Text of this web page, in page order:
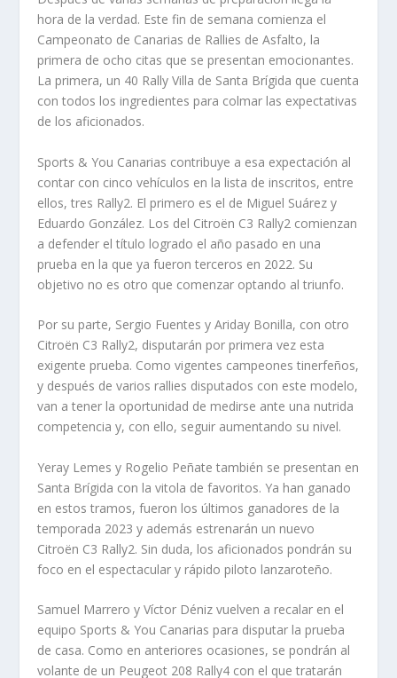
hora de la verdad. Este fin de semana comienza el
Campeonato de Canarias de Rallies de Asfalto, la
primera de ocho citas que se presentan emocionantes.
La primera, un 40 Rally Villa de Santa Brígida que cuenta
con todos los ingredientes para colmar las expectativas
de los aficionados.
Sports & You Canarias contribuye a esa expectación al
contar con cinco vehículos en la lista de inscritos, entre
ellos, tres Rally2. El primero es el de Miguel Suárez y
Eduardo González. Los del Citroën C3 Rally2 comienzan
a defender el título logrado el año pasado en una
prueba en la que ya fueron terceros en 2022. Su
objetivo no es otro que comenzar optando al triunfo.
Por su parte, Sergio Fuentes y Ariday Bonilla, con otro
Citroën C3 Rally2, disputarán por primera vez esta
exigente prueba. Como vigentes campeones tinerfeños,
y después de varios rallies disputados con este modelo,
van a tener la oportunidad de medirse ante una nutrida
competencia y, con ello, seguir aumentando su nivel.
Yeray Lemes y Rogelio Peñate también se presentan en
Santa Brígida con la vitola de favoritos. Ya han ganado
en estos tramos, fueron los últimos ganadores de la
temporada 2023 y además estrenarán un nuevo
Citroën C3 Rally2. Sin duda, los aficionados pondrán su
foco en el espectacular y rápido piloto lanzaroteño.
Samuel Marrero y Víctor Déniz vuelven a recalar en el
equipo Sports & You Canarias para disputar la prueba
de casa. Como en anteriores ocasiones, se pondrán al
volante de un Peugeot 208 Rally4 con el que tratarán